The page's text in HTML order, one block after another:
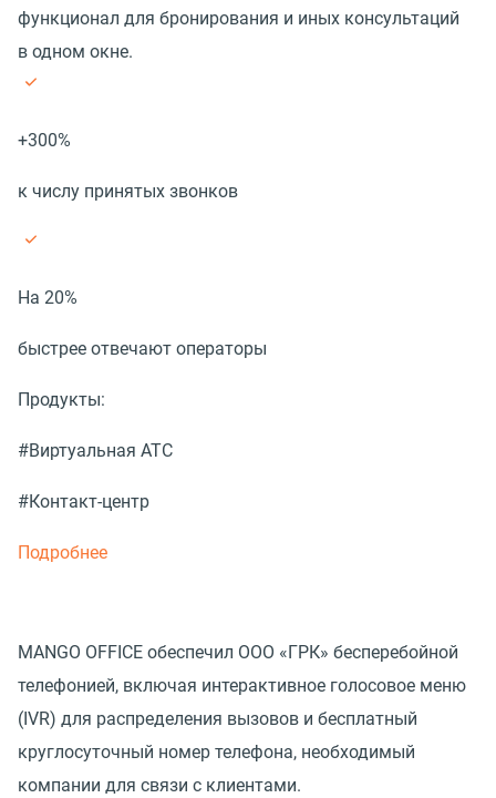
функционал для бронирования и иных консультаций
в одном окне.
+300%
к числу принятых звонков
На 20%
быстрее отвечают операторы
Продукты:
#Виртуальная АТС
#Контакт-центр
Подробнее
MANGO OFFICE обеспечил ООО «ГРК» бесперебойной
телефонией, включая интерактивное голосовое меню
(IVR) для распределения вызовов и бесплатный
круглосуточный номер телефона, необходимый
компании для связи с клиентами.